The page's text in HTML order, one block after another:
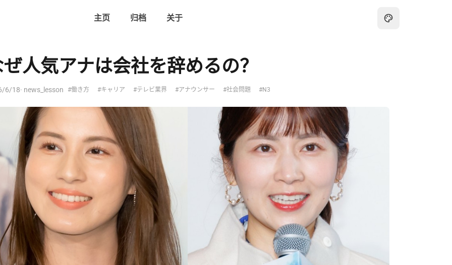
主页 归档 关于
人気アナは会社を辞めるの？
6/18· news_lesson #働き方 #キャリア #テレビ業界 #アナウンサー #社会問題 #N3